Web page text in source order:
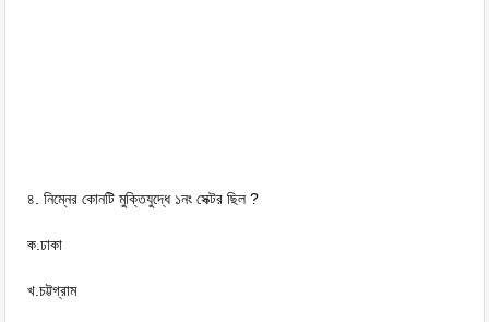
৪. নিম্নের কোনটি মুক্তিযুদ্ধে ১নং সেক্টর ছিল ?
ক.ঢাকা
খ.চট্টগ্রাম